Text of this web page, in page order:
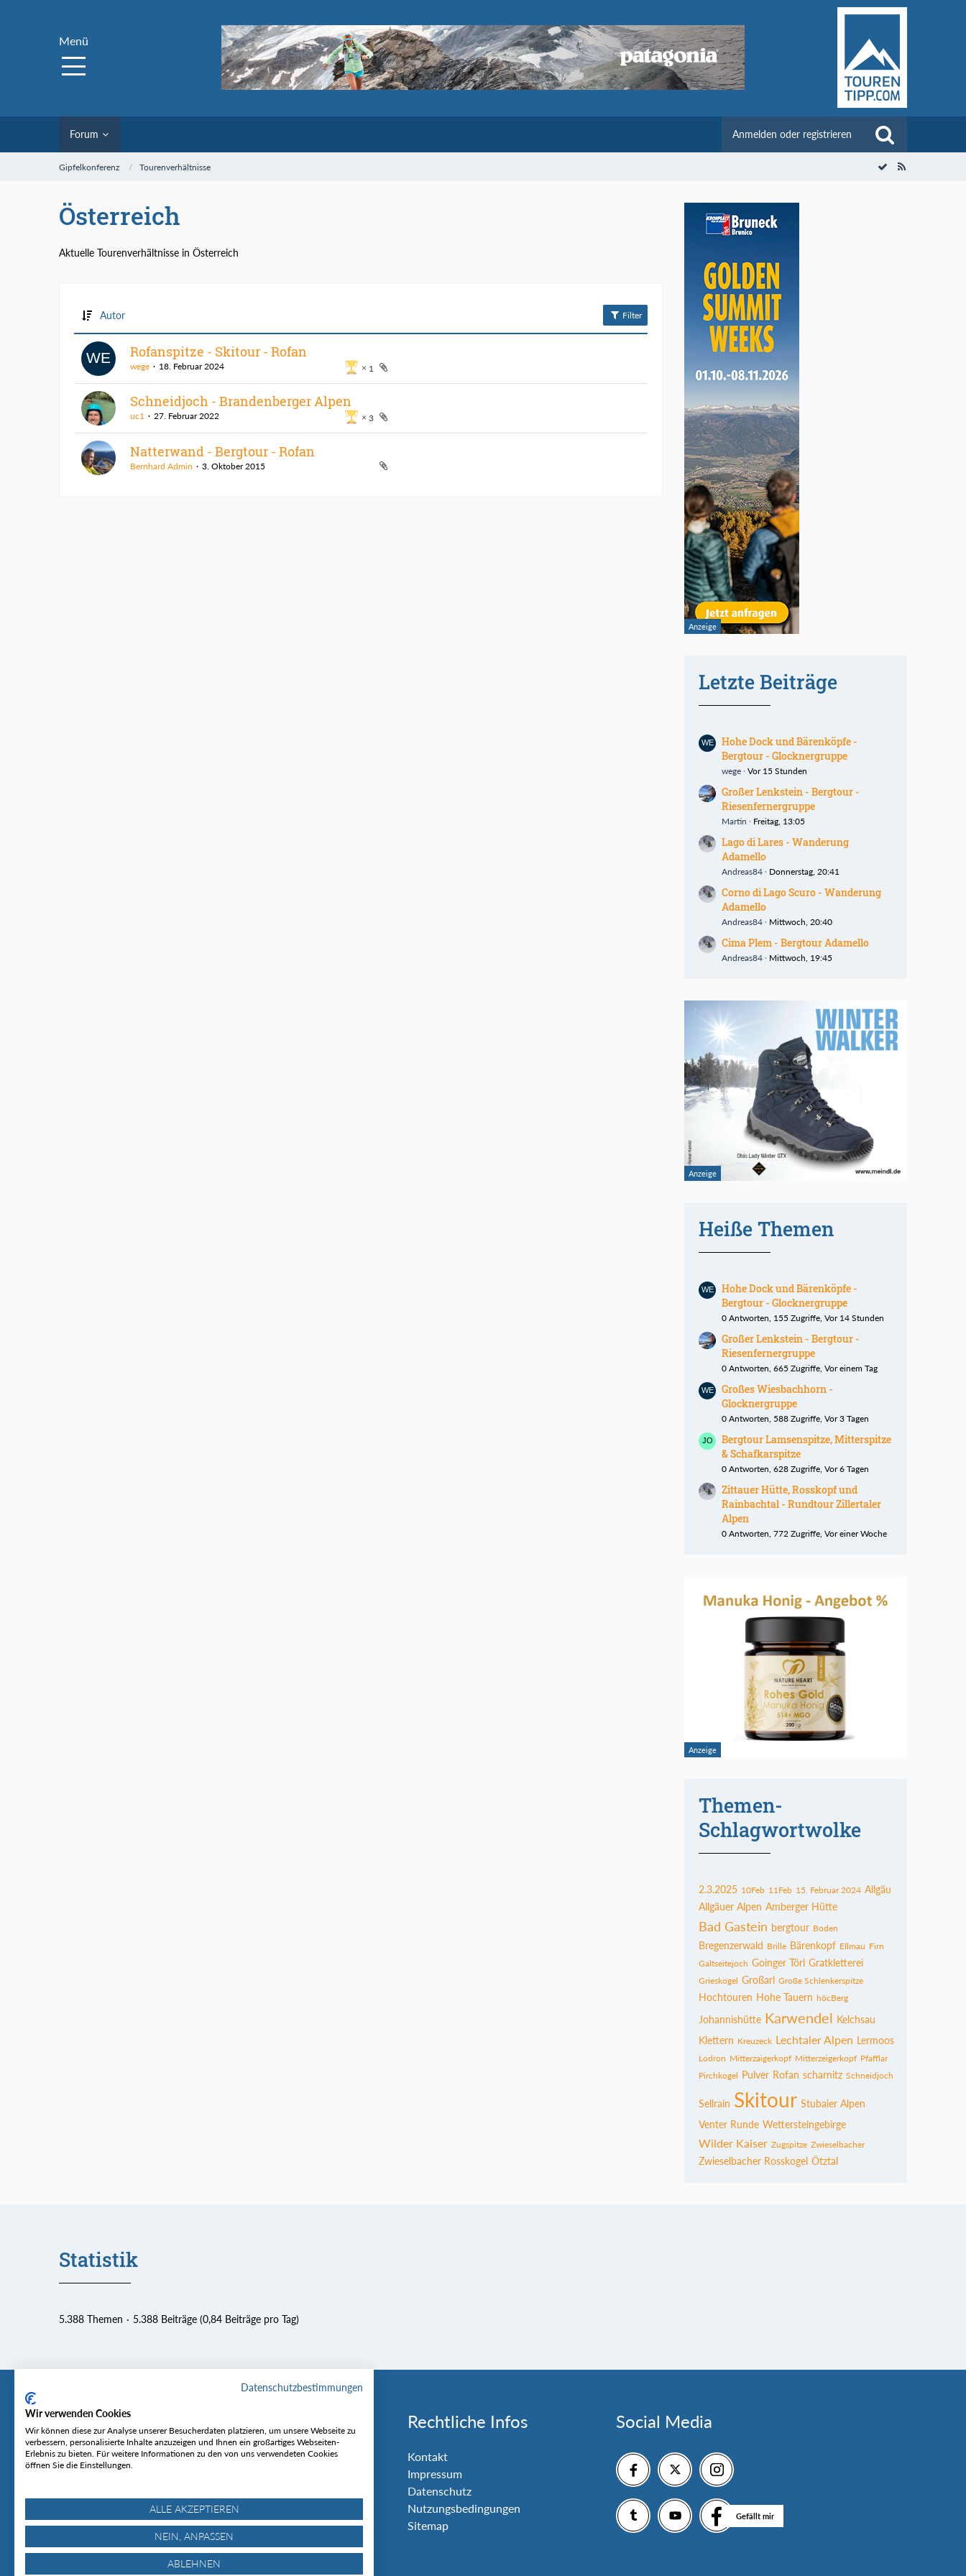
Menü
Forum Anmelden oder registrieren
Gipfelkonferenz Tourenverhältnisse
Österreich
Aktuelle Tourenverhältnisse in Österreich
Autor Filter
Rofanspitze - Skitour - Rofan
1
wege 18. Februar 2024
Schneidjoch - Brandenberger Alpen
3
uc1 27. Februar 2022
Natterwand - Bergtour - Rofan
Bernhard Admin 3. Oktober 2015
Letzte Beiträge
Hohe Dock und Bärenköpfe -
Bergtour - Glocknergruppe
wege Vor 15 Stunden
Großer Lenkstein - Bergtour -
Riesenfernergruppe
Martin Freitag, 13:05
Lago di Lares - Wanderung
Adamello
Andreas84 Donnerstag, 20:41
Corno di Lago Scuro - Wanderung
Adamello
Andreas84 Mittwoch, 20:40
Cima Plem - Bergtour Adamello
Andreas84 Mittwoch, 19:45
Heiße Themen
Hohe Dock und Bärenköpfe -
Bergtour - Glocknergruppe
0 Antworten, 155 Zugriffe, Vor 14 Stunden
Großer Lenkstein - Bergtour -
Riesenfernergruppe
0 Antworten, 665 Zugriffe, Vor einem Tag
Großes Wiesbachhorn -
Glocknergruppe
0 Antworten, 588 Zugriffe, Vor 3 Tagen
Bergtour Lamsenspitze, Mitterspitze
& Schafkarspitze
0 Antworten, 628 Zugriffe, Vor 6 Tagen
Zittauer Hütte, Rosskopf und
Rainbachtal - Rundtour Zillertaler
Alpen
0 Antworten, 772 Zugriffe, Vor einer Woche
Themen-
Schlagwortwolke
2.3.2025 10Feb 11Feb 15. Februar 2024 Allgäu
Allgäuer Alpen Amberger Hütte
Bad Gastein bergtour Boden
Bregenzerwald Brille Bärenkopf Ellmau Firn
Galtseitejoch Goinger Törl Gratkletterei
Grieskogel Großarl Große Schlenkerspitze
Hochtouren Hohe Tauern höcBerg
Johannishütte Karwendel Kelchsau
Klettern Kreuzeck Lechtaler Alpen Lermoos
Lodron Mitterzaigerkopf Mitterzeigerkopf Pfafflar
Pirchkogel Pulver Rofan scharnitz Schneidjoch
Sellrain Skitour Stubaier Alpen
Venter Runde Wettersteingebirge
Wilder Kaiser Zugspitze Zwieselbacher
Zwieselbacher Rosskogel Ötztal
Statistik
5.388 Themen 5.388 Beiträge (0,84 Beiträge pro Tag)
Tourentipp
Über uns
Wetter & Lawinenlage
Rechtliche Infos
Kontakt
Impressum
Datenschutz
Nutzungsbedingungen
Sitemap
Social Media
Gefällt mir
Datenschutzbestimmungen
Wir verwenden Cookies
Wir können diese zur Analyse unserer Besucherdaten platzieren, um unsere Webseite zu
verbessern, personalisierte Inhalte anzuzeigen und Ihnen ein großartiges Webseiten-
Erlebnis zu bieten. Für weitere Informationen zu den von uns verwendeten Cookies
öffnen Sie die Einstellungen.
ALLE AKZEPTIEREN
NEIN, ANPASSEN
ABLEHNEN